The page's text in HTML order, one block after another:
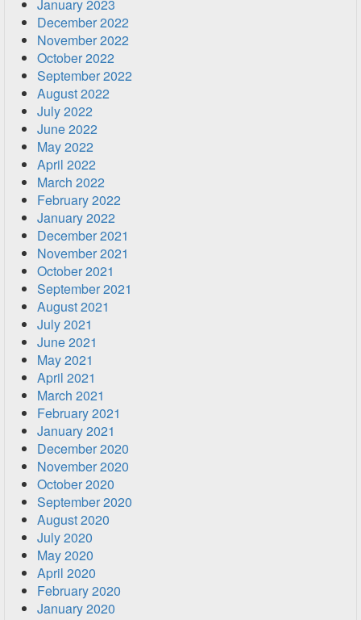
January 2023
December 2022
November 2022
October 2022
September 2022
August 2022
July 2022
June 2022
May 2022
April 2022
March 2022
February 2022
January 2022
December 2021
November 2021
October 2021
September 2021
August 2021
July 2021
June 2021
May 2021
April 2021
March 2021
February 2021
January 2021
December 2020
November 2020
October 2020
September 2020
August 2020
July 2020
May 2020
April 2020
February 2020
January 2020